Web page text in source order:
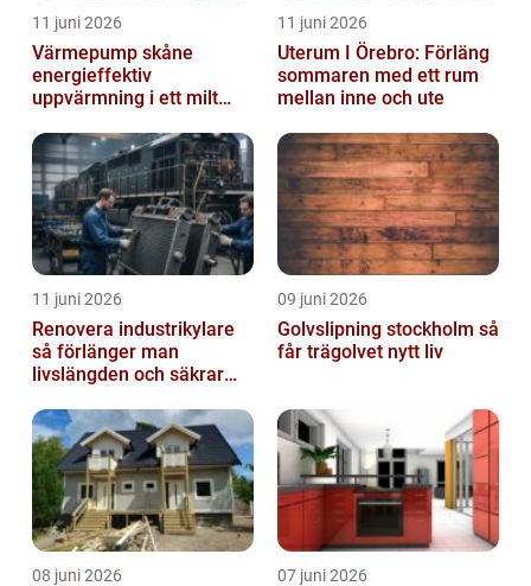
11 juni 2026
Värmepump skåne
energieffektiv
uppvärmning i ett milt
11 juni 2026
Uterum I Örebro: Förläng
sommaren med ett rum
mellan inne och ute
11 juni 2026
Renovera industrikylare
så förlänger man
livslängden och säkrar
09 juni 2026
Golvslipning stockholm så
får trägolvet nytt liv
08 juni 2026 07 juni 2026